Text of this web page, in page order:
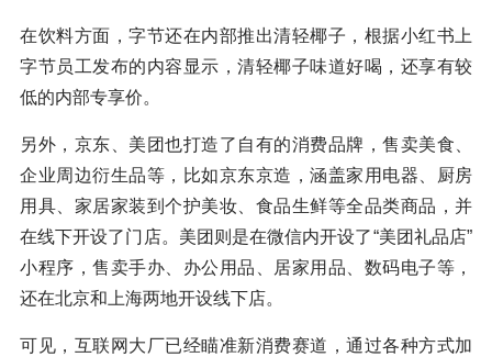
在饮料方面，字节还在内部推出清轻椰子，根据小红书上
字节员工发布的内容显示，清轻椰子味道好喝，还享有较
低的内部专享价。
另外，京东、美团也打造了自有的消费品牌，售卖美食、
企业周边衍生品等，比如京东京造，涵盖家用电器、厨房
用具、家居家装到个护美妆、食品生鲜等全品类商品，并
在线下开设了门店。美团则是在微信内开设了“美团礼品店”
小程序，售卖手办、办公用品、居家用品、数码电子等，
还在北京和上海两地开设线下店。
可见，互联网大厂已经瞄准新消费赛道，通过各种方式加